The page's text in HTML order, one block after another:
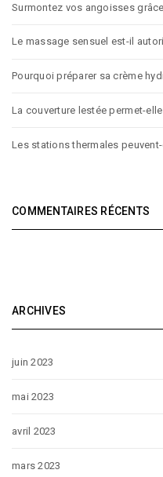
Surmontez vos angoisses
Le massage sensuel est-il
Pourquoi préparer sa crème
La couverture lestée permet-
Les stations thermales
COMMENTAIRES RÉCENTS
ARCHIVES
juin 2023
mai 2023
avril 2023
mars 2023